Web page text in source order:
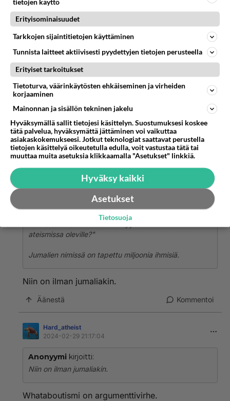
ateistista elämää kaikille? Miksi toisten ihmisten
teistisyys on niin suuri asia ateismissa oleville?
Kommentoi
Hard_atheist
2024-02-29 20:58:25
"Miksi toisten ihmisten teistisyys on niin suuri
asia ateismissa oleville?"
Jumalien nimissä on tapettu miljoonia ihmisiä.
1 Äänestä Kommentoi
2024-02-29 21:15:25
Hard_atheistkirjoitti:
"Miksi toisten ihmisten teistisyys on niin suuri asia
ateismissa oleville?"
Jumalien nimissä on tapettu miljoonia ihmisiä.
Niin on ilman jumaliakin.
Äänestä Kommentoi
Hard_atheist
2024-02-29 21:17:04
Anonyymi kirjoitti:
Niin on ilman jumaliakin.
Whataboutismi on argumenttivirhe.
tietojen käyttö
Erityisominaisuudet
Tarkkojen sijaintitietojen käyttäminen
Tunnista laitteet aktiivisesti pyydettyjen tietojen perusteella
Erityiset tarkoitukset
Tietoturva, väärinkäytösten ehkäiseminen ja virheiden
korjaaminen
Mainonnan ja sisällön tekninen jakelu
Hyväksymällä sallit tietojesi käsittelyn. Suostumuksesi koskee
tätä palvelua, hyväksymättä jättäminen voi vaikuttaa
asiakaskokemukseesi. Jotkut teknologiat saattavat perustella
tietojen käsittelyä oikeutetulla edulla, voit vastustaa tätä tai
muuttaa muita asetuksia klikkaamalla "Asetukset" linkkiä.
Hyväksy kaikki
Asetukset
Tietosuoja